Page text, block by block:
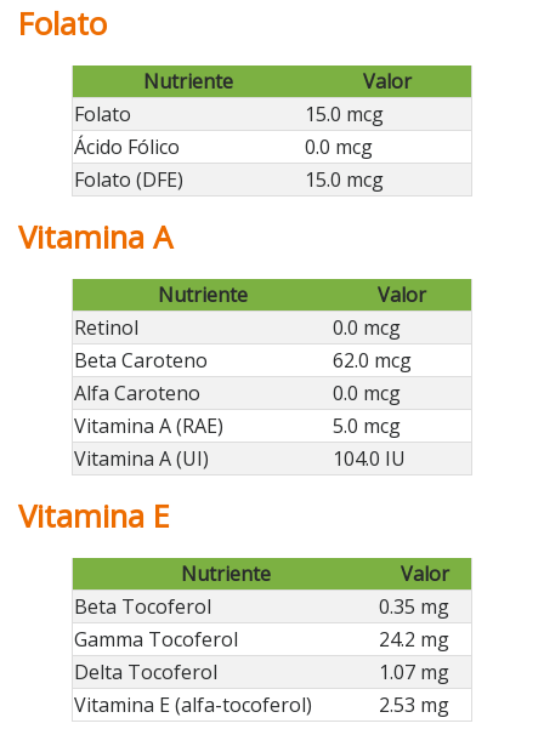
Folato
Nutriente
Valor
Folato
15.0 mcg
Ácido Fólico
0.0 mcg
Folato (DFE)
15.0 mcg
Vitamina A
Nutriente
Valor
Retinol
0.0 mcg
Beta Caroteno
62.0 mcg
Alfa Caroteno
0.0 mcg
Vitamina A (RAE)
5.0 mcg
Vitamina A (UI)
104.0 IU
Vitamina E
Nutriente
Valor
Beta Tocoferol
0.35 mg
Gamma Tocoferol
24.2 mg
Delta Tocoferol
1.07 mg
Vitamina E (alfa-tocoferol)
2.53 mg